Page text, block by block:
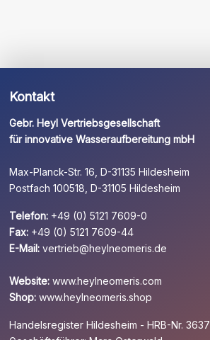
Kontakt
Gebr. Heyl Vertriebsgesellschaft
für innovative Wasseraufbereitung mbH
Max-Planck-Str. 16, D-31135 Hildesheim
Postfach 100518, D-31105 Hildesheim
Telefon: +49 (0) 5121 7609-0
Fax: +49 (0) 5121 7609-44
E-Mail: vertrieb@heylneomeris.de
Website: www.heylneomeris.com
Shop: www.heylneomeris.shop
Handelsregister Hildesheim - HRB-Nr. 3637